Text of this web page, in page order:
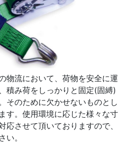
物流において、荷物を安全に運
積み荷をしっかりと固定(固縛)
そのために欠かせないものとし
す。使用環境に応じた様々な寸
応させて頂いておりますので、
い。